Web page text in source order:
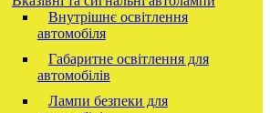
Внутрішнє освітлення
автомобіля
Габаритне освітлення для
автомобілів
Лампи безпеки для